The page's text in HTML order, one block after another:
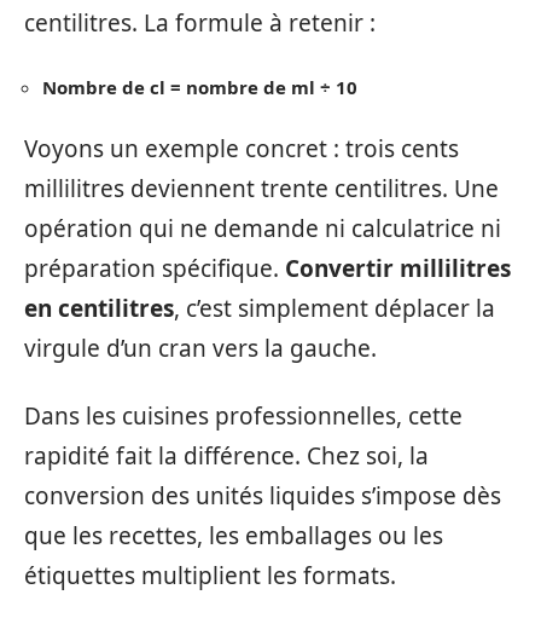
centilitres. La formule à retenir :
Nombre de cl = nombre de ml ÷ 10
Voyons un exemple concret : trois cents
millilitres deviennent trente centilitres. Une
opération qui ne demande ni calculatrice ni
préparation spécifique. Convertir millilitres
en centilitres, c’est simplement déplacer la
virgule d’un cran vers la gauche.
Dans les cuisines professionnelles, cette
rapidité fait la différence. Chez soi, la
conversion des unités liquides s’impose dès
que les recettes, les emballages ou les
étiquettes multiplient les formats.